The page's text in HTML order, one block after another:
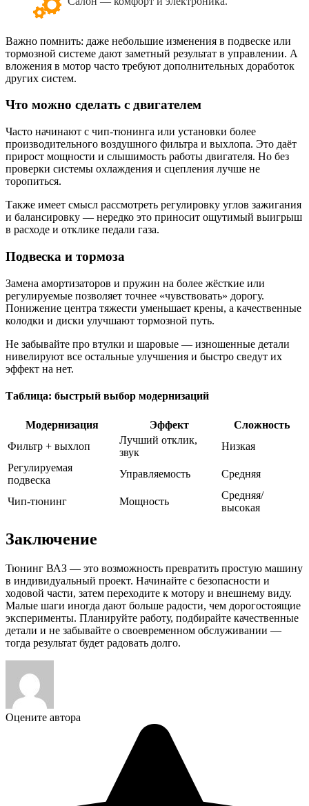
Важно помнить: даже небольшие изменения в подвеске или
тормозной системе дают заметный результат в управлении. А
вложения в мотор часто требуют дополнительных доработок
других систем.
Что можно сделать с двигателем
Часто начинают с чип-тюнинга или установки более
производительного воздушного фильтра и выхлопа. Это даёт
прирост мощности и слышимость работы двигателя. Но без
проверки системы охлаждения и сцепления лучше не
торопиться.
Также имеет смысл рассмотреть регулировку углов зажигания
и балансировку — нередко это приносит ощутимый выигрыш
в расходе и отклике педали газа.
Подвеска и тормоза
Замена амортизаторов и пружин на более жёсткие или
регулируемые позволяет точнее «чувствовать» дорогу.
Понижение центра тяжести уменьшает крены, а качественные
колодки и диски улучшают тормозной путь.
Не забывайте про втулки и шаровые — изношенные детали
нивелируют все остальные улучшения и быстро сведут их
эффект на нет.
Таблица: быстрый выбор модернизаций
Модернизация Эффект
Сложность
Фильтр + выхлоп
Лучший отклик,
звук
Низкая
Регулируемая
подвеска
Управляемость Средняя
Чип-тюнинг Мощность
Средняя/
высокая
Заключение
Тюнинг ВАЗ — это возможность превратить простую машину
в индивидуальный проект. Начинайте с безопасности и
ходовой части, затем переходите к мотору и внешнему виду.
Малые шаги иногда дают больше радости, чем дорогостоящие
эксперименты. Планируйте работу, подбирайте качественные
детали и не забывайте о своевременном обслуживании —
тогда результат будет радовать долго.
Оцените автора